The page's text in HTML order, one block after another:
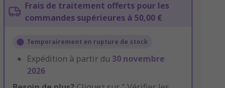
Frais de traitement offerts pour les
commandes supérieures à 50,00 €
Temporairement en rupture de stock
Expédition à partir du 30 novembre
2026